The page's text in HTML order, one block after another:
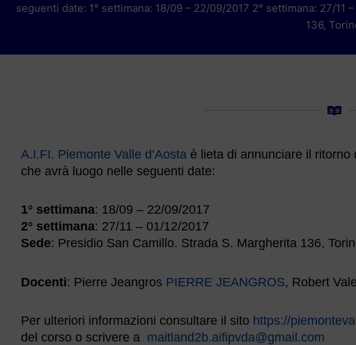
seguenti date: 1° settimana: 18/09 – 22/09/2017 2° settimana: 27/11
136,
A.I.FI. Piemonte Valle d’Aosta è lieta di annunciare il ritorno
che avrà luogo nelle seguenti date:
1° settimana: 18/09 – 22/09/2017
2° settimana: 27/11 – 01/12/2017
Sede: Presidio San Camillo. Strada S. Margherita 136,
Docenti: Pierre Jeangros PIERRE JEANGROS, Robert
Per ulteriori informazioni consultare il sito https://
del corso o scrivere a maitland2b.aifipvda@gmail.com